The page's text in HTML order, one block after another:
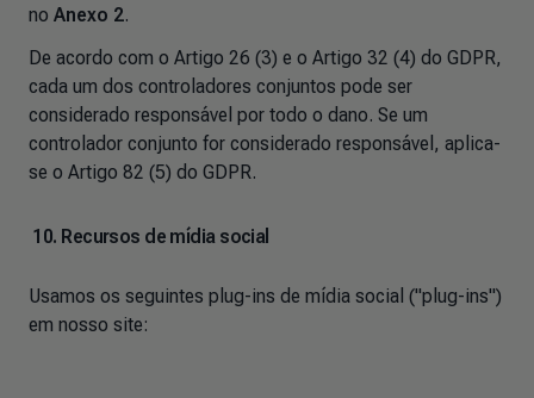
no Anexo 2.
De acordo com o Artigo 26 (3) e o Artigo 32 (4) do GDPR,
cada um dos controladores conjuntos pode ser
considerado responsável por todo o dano. Se um
controlador conjunto for considerado responsável, aplica-
se o Artigo 82 (5) do GDPR.
10. Recursos de mídia social
Usamos os seguintes plug-ins de mídia social ("plug-ins")
em nosso site: